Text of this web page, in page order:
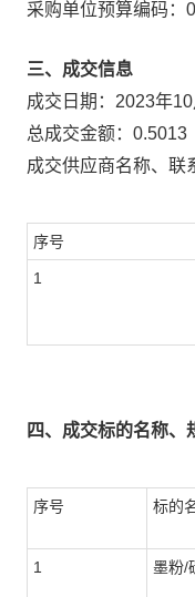
采购单位预算编码：
三、成交信息
成交日期： 2023年10
总成交金额： 0.5013
成交供应商名称、联
序号
1
四、成交标的名称、
序号 标的
1 墨粉/